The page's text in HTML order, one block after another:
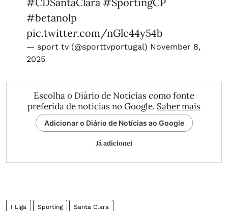
#betanolp
pic.twitter.com/nGlc44y54b
— sport tv (@sporttvportugal) November 8,
2025
Escolha o Diário de Notícias como fonte
preferida de notícias no Google. Saber mais
Adicionar o Diário de Notícias ao Google
Já adicionei
I Liga Sporting Santa Clara